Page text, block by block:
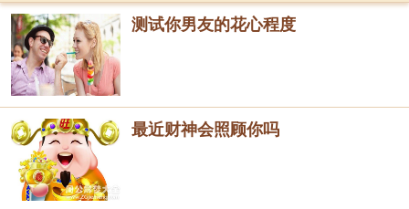
测试你男友的花心程度
最近财神会照顾你吗